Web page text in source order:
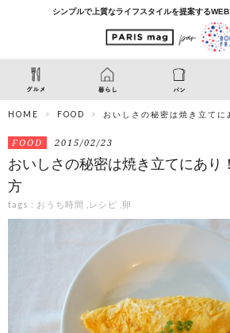
シンプルで上質なライフスタイルを提案する
HOME FOOD おいしさの秘密は焼き立て
FOOD 2015/02/23
おいしさの秘密は焼き立てにあり
方
tags : おうち時間 レシピ 卵